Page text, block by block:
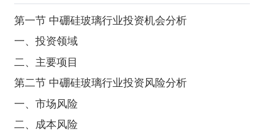
第一节 中硼硅玻璃行业投资机会分析
一、投资领域
二、主要项目
第二节 中硼硅玻璃行业投资风险分析
一、市场风险
二、成本风险